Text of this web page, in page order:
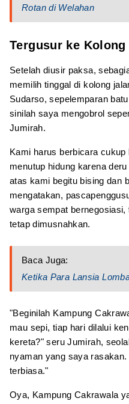
Rotan di Welahan
Tergusur ke Kolong
Setelah diusir paksa,
memilih tinggal di kolong
Sudarso, sepelemparan
sinilah saya mengobrol
Jumirah.
Kami harus berbicara
menutup hidung karena
atas kami begitu bising dan
mengatakan,
warga sempat
tetap dimusnahkan.
Baca Juga:
Ketika Para Lansia
"Beginilah Kampung
mau sepi, tiap hari dilalui
kereta?" seru Jumirah,
nyaman yang saya
terbiasa."
Oya, Kampung Cakrawala